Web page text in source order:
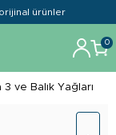
ürünler
0
3 ve Balık Yağları